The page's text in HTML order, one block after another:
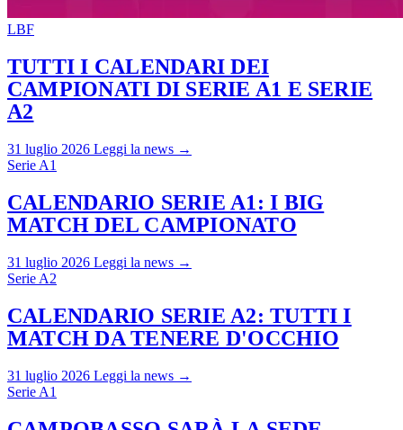
LBF
TUTTI I CALENDARI DEI
CAMPIONATI DI SERIE A1 E SERIE
A2
31 luglio 2026 Leggi la news →
Serie A1
CALENDARIO SERIE A1: I BIG
MATCH DEL CAMPIONATO
31 luglio 2026 Leggi la news →
Serie A2
CALENDARIO SERIE A2: TUTTI I
MATCH DA TENERE D'OCCHIO
31 luglio 2026 Leggi la news →
Serie A1